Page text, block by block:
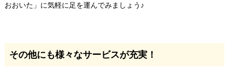
おおいた」に気軽に足を運んでみましょう♪
その他にも様々なサービスが充実！